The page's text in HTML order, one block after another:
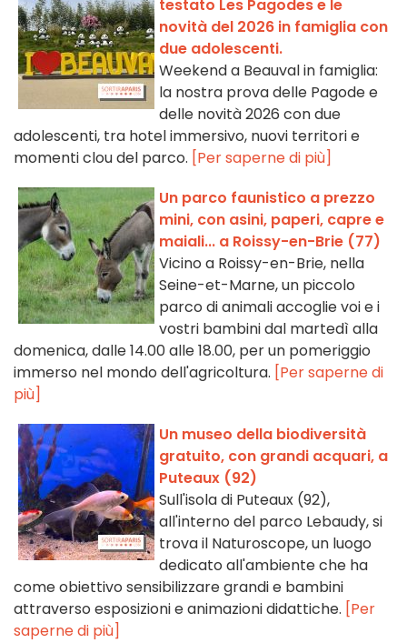
testato Les Pagodes e le
novità del 2026 in famiglia con
due adolescenti.
Weekend a Beauval in famiglia:
la nostra prova delle Pagode e
delle novità 2026 con due
adolescenti, tra hotel immersivo, nuovi territori e
momenti clou del parco. [Per saperne di più]
Un parco faunistico a prezzo
mini, con asini, paperi, capre e
maiali... a Roissy-en-Brie (77)
Vicino a Roissy-en-Brie, nella
Seine-et-Marne, un piccolo
parco di animali accoglie voi e i
vostri bambini dal martedì alla
domenica, dalle 14.00 alle 18.00, per un pomeriggio
immerso nel mondo dell'agricoltura. [Per saperne di
più]
Un museo della biodiversità
gratuito, con grandi acquari, a
Puteaux (92)
Sull'isola di Puteaux (92),
all'interno del parco Lebaudy, si
trova il Naturoscope, un luogo
dedicato all'ambiente che ha
come obiettivo sensibilizzare grandi e bambini
attraverso esposizioni e animazioni didattiche. [Per
saperne di più]